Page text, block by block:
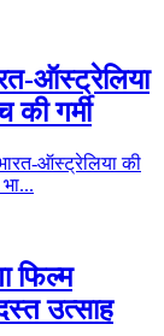
ऑस्ट्रेलिया
गर्मी
ऑस्ट्रेलिया की
...
फिल्म
उत्साह